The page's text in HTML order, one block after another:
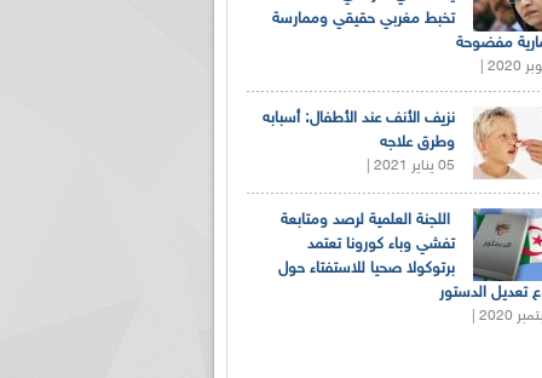
تخبط مغربي حقيقي وممارسة
مفضوحة
نزيف الأنف عند الأطفال: أسبابه
وطرق علاجه
05 يناير 2021 |
اللجنة العلمية لرصد ومتابعة
تفشي وباء كورونا تعتمد
برتوكولا صحيا للاستفتاء حول
تعديل الدستور